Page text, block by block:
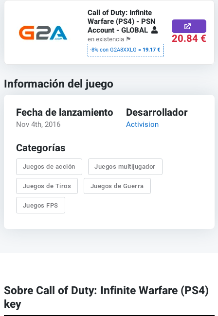
Call of Duty: Infinite
Warfare (PS4) - PSN
Account - GLOBAL
en existencia 🏴
-8% con G2A8XXLG =19.17 €
20.84 €
Información del juego
Fecha de lanzamiento
Nov 4th, 2016
Desarrollador
Activision
Categorías
Juegos de acción Juegos multijugador
Juegos de Tiros Juegos de Guerra
Juegos FPS
Sobre Call of Duty: Infinite Warfare (PS4)
key